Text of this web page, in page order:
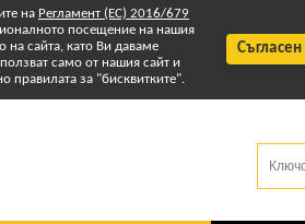
на Регламент (ЕС) 2016/679
посещение на нашия
на сайта, като Ви даваме
само от нашия сайт и
правилата за "бисквитките".